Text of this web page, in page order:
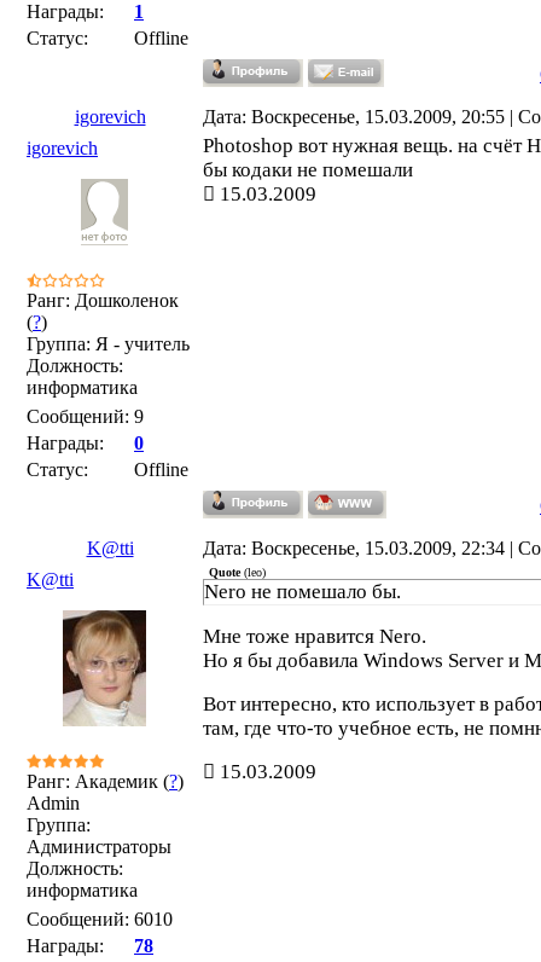
Награды:
1
Статус:
Offline
igorevich
Дата: Воскресенье, 15.03.2009, 20:55 |
igorevich
Ранг: Дошколенок
(?)
Группа: Я - учитель
Должность:
информатика
Сообщений: 9
Награды:
0
Статус:
Offline
Photoshop вот нужная вещь. на счёт
бы кодаки не помешали
15.03.2009
K@tti
Дата: Воскресенье, 15.03.2009, 22:34 |
K@tti
Ранг: Академик (?)
Admin
Группа:
Администраторы
Должность:
информатика
Сообщений: 6010
Награды:
78
Quote(leo)
Nero не помешало бы.
Мне тоже нравится Nero.
Но я бы добавила Windows Server и
Вот интересно, кто использует в
там, где что-то учебное есть, не
15.03.2009